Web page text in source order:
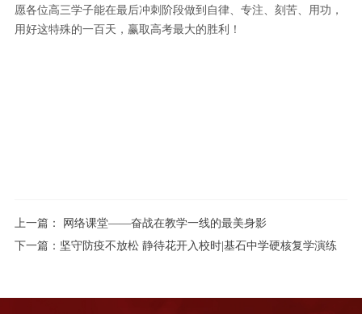
愿各位高三学子能在最后冲刺阶段做到自律、专注、刻苦、用功，
用好这特殊的一百天，赢取高考最大的胜利！
上一篇： 网络课堂——奋战在教学一线的最美身影
下一篇： 坚守防疫不放松 静待花开入校时|基石中学硬核复学演练